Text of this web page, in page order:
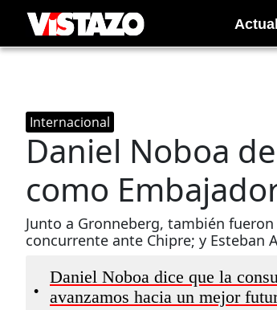
Internacional
Daniel Noboa
como
Junto a Gronneberg, también
concurrente ante Chipre; y Esteban
•
Daniel Noboa dice que la
avanzamos hacia un mejor